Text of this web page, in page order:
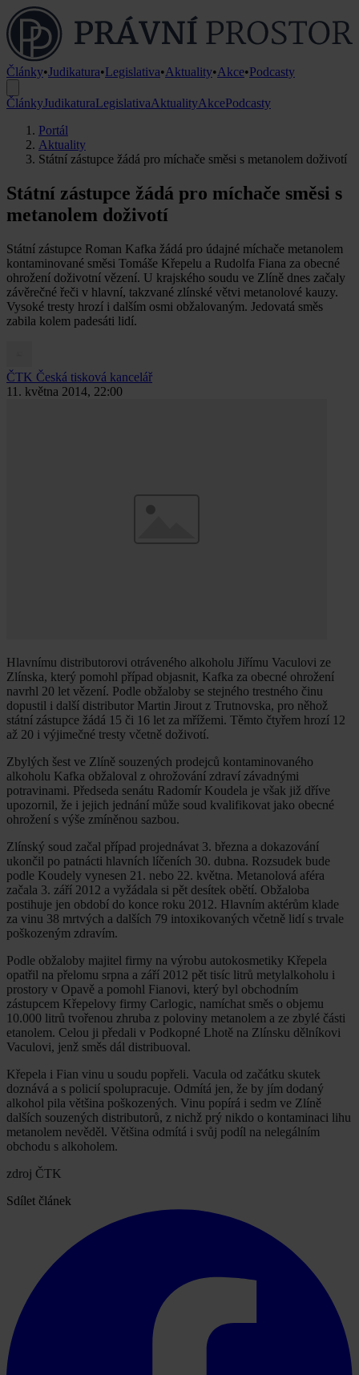
Články•Judikatura•Legislativa•Aktuality•Akce•Podcasty
ČlánkyJudikaturaLegislativaAktualityAkcePodcasty
Portál
Aktuality
Státní zástupce žádá pro míchače směsi s metanolem doživotí
Státní zástupce žádá pro míchače směsi s
metanolem doživotí
Státní zástupce Roman Kafka žádá pro údajné míchače metanolem
kontaminované směsi Tomáše Křepelu a Rudolfa Fiana za obecné
ohrožení doživotní vězení. U krajského soudu ve Zlíně dnes začaly
závěrečné řeči v hlavní, takzvané zlínské větvi metanolové kauzy.
Vysoké tresty hrozí i dalším osmi obžalovaným. Jedovatá směs
zabila kolem padesáti lidí.
ČTK Česká tisková kancelář
11. května 2014, 22:00
Hlavnímu distributorovi otráveného alkoholu Jiřímu Vaculovi ze
Zlínska, který pomohl případ objasnit, Kafka za obecné ohrožení
navrhl 20 let vězení. Podle obžaloby se stejného trestného činu
dopustil i další distributor Martin Jirout z Trutnovska, pro něhož
státní zástupce žádá 15 či 16 let za mřížemi. Těmto čtyřem hrozí 12
až 20 i výjimečné tresty včetně doživotí.
Zbylých šest ve Zlíně souzených prodejců kontaminovaného
alkoholu Kafka obžaloval z ohrožování zdraví závadnými
potravinami. Předseda senátu Radomír Koudela je však již dříve
upozornil, že i jejich jednání může soud kvalifikovat jako obecné
ohrožení s výše zmíněnou sazbou.
Zlínský soud začal případ projednávat 3. března a dokazování
ukončil po patnácti hlavních líčeních 30. dubna. Rozsudek bude
podle Koudely vynesen 21. nebo 22. května. Metanolová aféra
začala 3. září 2012 a vyžádala si pět desítek obětí. Obžaloba
postihuje jen období do konce roku 2012. Hlavním aktérům klade
za vinu 38 mrtvých a dalších 79 intoxikovaných včetně lidí s trvale
poškozeným zdravím.
Podle obžaloby majitel firmy na výrobu autokosmetiky Křepela
opatřil na přelomu srpna a září 2012 pět tisíc litrů metylalkoholu i
prostory v Opavě a pomohl Fianovi, který byl obchodním
zástupcem Křepelovy firmy Carlogic, namíchat směs o objemu
10.000 litrů tvořenou zhruba z poloviny metanolem a ze zbylé části
etanolem. Celou ji předali v Podkopné Lhotě na Zlínsku dělníkovi
Vaculovi, jenž směs dál distribuoval.
Křepela i Fian vinu u soudu popřeli. Vacula od začátku skutek
doznává a s policií spolupracuje. Odmítá jen, že by jím dodaný
alkohol pila většina poškozených. Vinu popírá i sedm ve Zlíně
dalších souzených distributorů, z nichž prý nikdo o kontaminaci lihu
metanolem nevěděl. Většina odmítá i svůj podíl na nelegálním
obchodu s alkoholem.
zdroj ČTK
Sdílet článek